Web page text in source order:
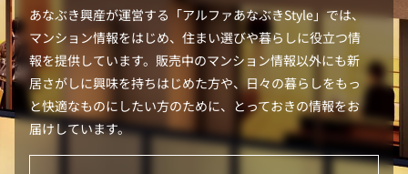
あなぶき興産が運営する「アルファあなぶきStyle」では、
マンション情報をはじめ、住まい選びや暮らしに役立つ情
報を提供しています。販売中のマンション情報以外にも新
居さがしに興味を持ちはじめた方や、日々の暮らしをもっ
と快適なものにしたい方のために、とっておきの情報をお
届けしています。